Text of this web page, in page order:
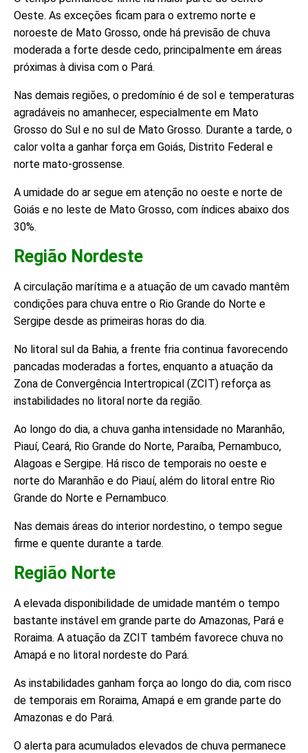
Oeste. As exceções ficam para o extremo norte e
noroeste de Mato Grosso, onde há previsão de chuva
moderada a forte desde cedo, principalmente em áreas
próximas à divisa com o Pará.
Nas demais regiões, o predomínio é de sol e temperaturas
agradáveis no amanhecer, especialmente em Mato
Grosso do Sul e no sul de Mato Grosso. Durante a tarde, o
calor volta a ganhar força em Goiás, Distrito Federal e
norte mato-grossense.
A umidade do ar segue em atenção no oeste e norte de
Goiás e no leste de Mato Grosso, com índices abaixo dos
30%.
Região Nordeste
A circulação marítima e a atuação de um cavado mantêm
condições para chuva entre o Rio Grande do Norte e
Sergipe desde as primeiras horas do dia.
No litoral sul da Bahia, a frente fria continua favorecendo
pancadas moderadas a fortes, enquanto a atuação da
Zona de Convergência Intertropical (ZCIT) reforça as
instabilidades no litoral norte da região.
Ao longo do dia, a chuva ganha intensidade no Maranhão,
Piauí, Ceará, Rio Grande do Norte, Paraíba, Pernambuco,
Alagoas e Sergipe. Há risco de temporais no oeste e
norte do Maranhão e do Piauí, além do litoral entre Rio
Grande do Norte e Pernambuco.
Nas demais áreas do interior nordestino, o tempo segue
firme e quente durante a tarde.
Região Norte
A elevada disponibilidade de umidade mantém o tempo
bastante instável em grande parte do Amazonas, Pará e
Roraima. A atuação da ZCIT também favorece chuva no
Amapá e no litoral nordeste do Pará.
As instabilidades ganham força ao longo do dia, com risco
de temporais em Roraima, Amapá e em grande parte do
Amazonas e do Pará.
O alerta para acumulados elevados de chuva permanece